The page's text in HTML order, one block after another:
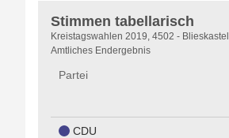
Stimmen tabellarisch
Stimmen
tabellarisch
Kreistagswahlen 2019, 4502 - Blieskastel
Amtliches Endergebnis
Partei
CDU